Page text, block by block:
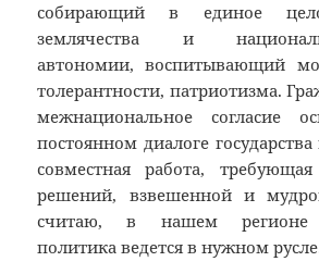
собирающий в единое
землячества и
автономии, воспитывающий
толерантности, патриотизма.
межнациональное согласие
постоянном диалоге
совместная работа,
решений, взвешенной и
считаю, в нашем регионе
политика ведется в нужном